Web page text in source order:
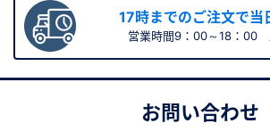
17時までのご注文で当
営業時間9：00～18：00
お問い合わせ